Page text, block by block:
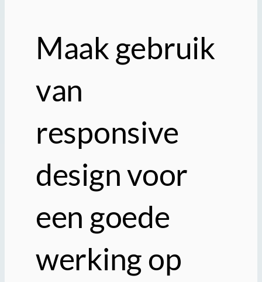
Maak gebruik
van
responsive
design voor
een goede
werking op